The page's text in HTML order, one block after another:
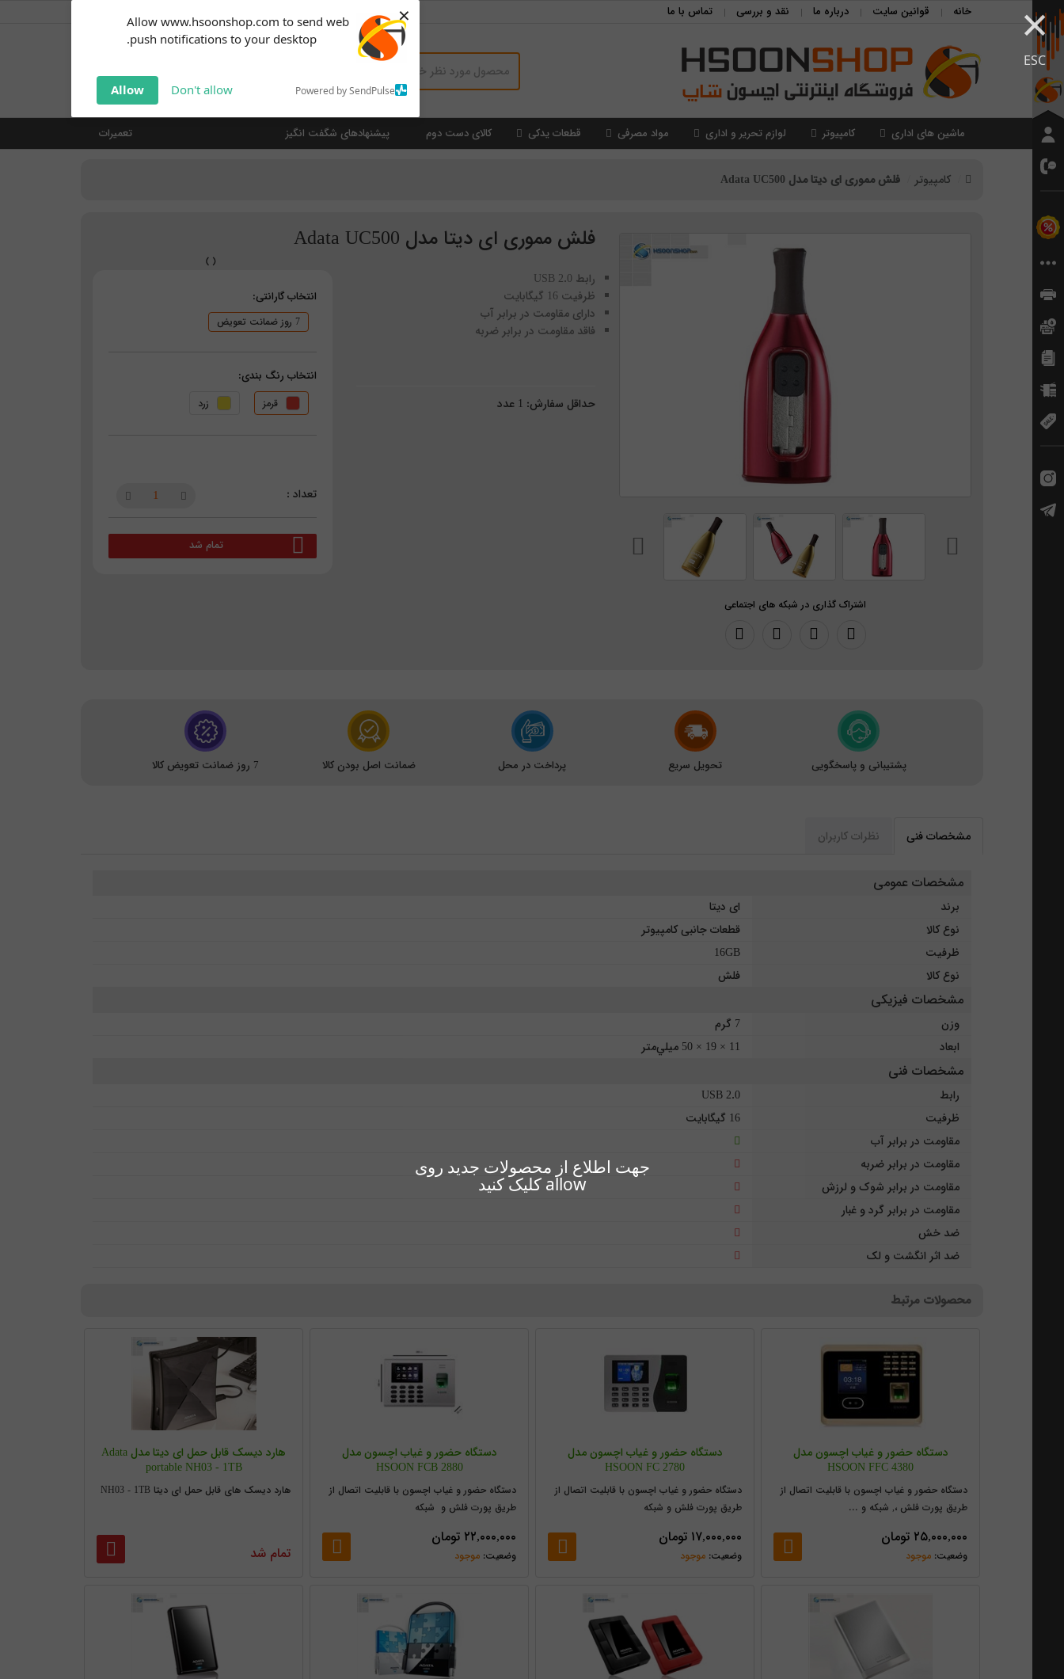
Allow www.hsoonshop.com to send web
push notifications to your desktop.
Powered by SendPulse
Don't allow
Allow
× ×
ESC
جهت اطلاع از محصولات جدید روی
allow کلیک کنید
notifications!
Click the bell icon to enable
خانه قوانین سایت درباره ما نقد و بررسی تماس با ما
ماشین های اداری کامپیوتر لوازم تحریر و اداری مواد مصرفی قطعات یدکی کالای دست دوم پیشنهادهای شگفت انگیز تعمیرات
کامپیوتر فلش مموری ای دیتا مدل Adata UC500
اشتراک گذاری در شبکه های اجتماعی
فلش مموری ای دیتا مدل Adata UC500
رابط USB 2.0
ظرفیت 16 گیگابایت
دارای مقاومت در برابر آب
فاقد مقاومت در برابر ضربه
حداقل سفارش: 1 عدد
انتخاب گارانتی:
7 روز ضمانت تعویض
انتخاب رنگ بندی:
قرمز زرد
تمام شد
پشتیبانی و پاسخگویی تحویل سریع پرداخت در محل ضمانت اصل بودن کالا 7 روز ضمانت تعویض کالا
مشخصات فنی نظرات کاربران
مشخصات عمومی
برند
ای دیتا
نوع کالا
قطعات جانبی کامپیوتر
ظرفیت
16GB
نوع کالا
فلش
مشخصات فیزیکی
وزن
7 گرم
ابعاد
11 × 19 × 50 ميلي‌متر
مشخصات فنی
رابط
USB 2.0
ظرفیت
16 گیگابایت
مقاومت در برابر آب
مقاومت در برابر ضربه
مقاومت در برابر شوک و لرزش
مقاومت در برابر گرد و غبار
ضد خش
ضد اثر انگشت و لک
محصولات مرتبط
دستگاه حضور و غیاب اچسون مدل
HSOON FFC 4380
دستگاه حضور و غیاب اچسون با قابلیت اتصال از
طریق پورت فلش ،, شبکه و ...
۲۵,۰۰۰,۰۰۰ تومان
موجود
دستگاه حضور و غیاب اچسون مدل
HSOON FC 2780
دستگاه حضور و غیاب اچسون با قابلیت اتصال از
طریق پورت فلش و شبکه
۱۷,۰۰۰,۰۰۰ تومان
موجود
دستگاه حضور و غیاب اچسون مدل
HSOON FCB 2880
دستگاه حضور و غیاب اچسون با قابلیت اتصال از
طریق پورت فلش و شبکه
۲۲,۰۰۰,۰۰۰ تومان
موجود
هارد دیسک قابل حمل ای دیتا مدل Adata
portable NH03 - 1TB
هارد دیسک های قابل حمل ای دیتا NH03 - 1TB
تمام شد